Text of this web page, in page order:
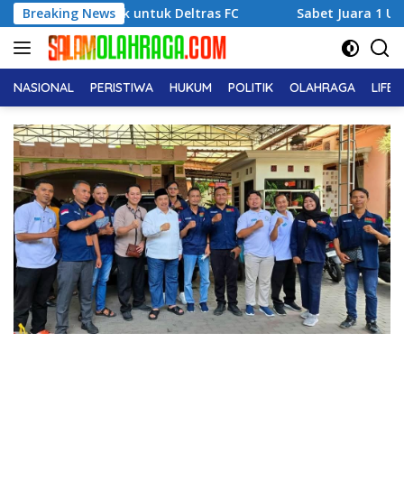
Langsung
ke
konten
Breaking News
untuk Deltras FC Sabet Juara 1 Usia Dini,
NASIONAL PERISTIWA HUKUM POLITIK OLAHRAGA